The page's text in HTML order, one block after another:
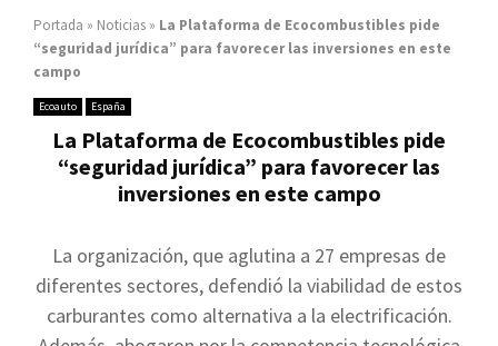
Portada » Noticias » La Plataforma de Ecocombustibles pide
“seguridad jurídica” para favorecer las inversiones en este
campo
Ecoauto España
La Plataforma de Ecocombustibles pide
“seguridad jurídica” para favorecer las
inversiones en este campo
La organización, que aglutina a 27 empresas de
diferentes sectores, defendió la viabilidad de estos
carburantes como alternativa a la electrificación.